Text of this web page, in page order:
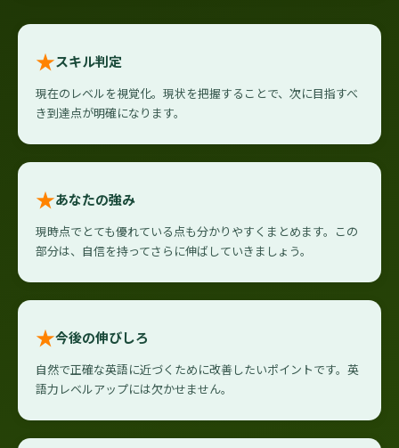
★スキル判定
現在のレベルを視覚化。現状を把握することで、次に目指すべ
き到達点が明確になります。
★あなたの強み
現時点でとても優れている点も分かりやすくまとめます。この
部分は、自信を持ってさらに伸ばしていきましょう。
★今後の伸びしろ
自然で正確な英語に近づくために改善したいポイントです。英
語力レベルアップには欠かせません。